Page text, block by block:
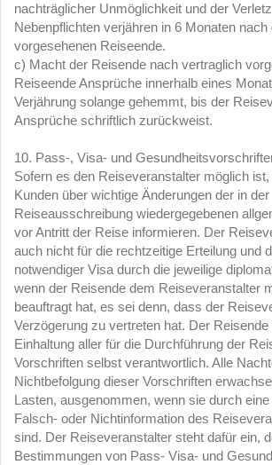
nachträglicher Unmöglichkeit und der
Nebenpflichten verjähren in 6 Monaten
vorgesehenen Reiseende.
c) Macht der Reisende nach vertraglich
Reiseende Ansprüche innerhalb eines
Verjährung solange gehemmt, bis der
Ansprüche schriftlich zurückweist.
10. Pass-, Visa- und
Sofern es den Reiseveranstalter möglich
Kunden über wichtige Änderungen der in der
Reiseausschreibung wiedergegebenen
vor Antritt der Reise informieren. Der
auch nicht für die rechtzeitige Erteilung und
notwendiger Visa durch die jeweilige
wenn der Reisende dem Reiseveranstalter
beauftragt hat, es sei denn, dass der
Verzögerung zu vertreten hat. Der Reisende
Einhaltung aller für die Durchführung der
Vorschriften selbst verantwortlich. Alle
Nichtbefolgung dieser Vorschriften
Lasten, ausgenommen, wenn sie durch
Falsch- oder Nichtinformation des
sind. Der Reiseveranstalter steht dafür ein,
Bestimmungen von Pass- Visa- und